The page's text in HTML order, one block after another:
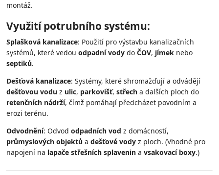
montáž.
Využití potrubního systému:
Splašková kanalizace: Použití pro výstavbu kanalizačních
systémů, které vedouodpadní vody doČOV, jímek nebo
septiků.
Dešťová kanalizace: Systémy, které shromažďují a odvádějí
dešťovou vodu z ulic, parkovišť,střech a dalších ploch do
retenčních nádrží, čímž pomáhají předcházet povodním a
erozi terénu.
Odvodnění: Odvododpadních vod z domácností,
průmyslových objektů adešťové vody z ploch. (Vhodné pro
napojení na lapače střešních splavenin avsakovací boxy.)